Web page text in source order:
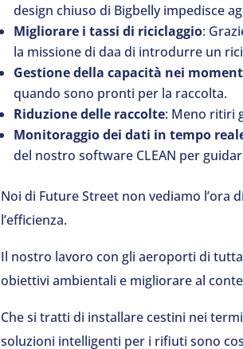
design chiuso di Bigbelly impedisce
Migliorare i tassi di riciclaggio:
la missione di daa di introdurre un
Gestione della capacità nei
quando sono pronti per la raccolta.
Riduzione delle raccolte: Meno ritiri
Monitoraggio dei dati in tempo
del nostro software CLEAN per
Noi di Future Street non vediamo l’ora
l’efficienza.
Il nostro lavoro con gli aeroporti di
obiettivi ambientali e migliorare al
Che si tratti di installare cestini nei
soluzioni intelligenti per i rifiuti sono